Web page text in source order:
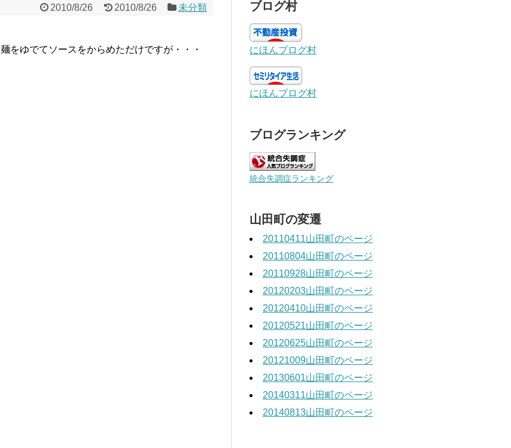
2010/8/26 2010/8/26 未分類
麺をゆでてソースをからめただけですが・・・
ブログ村
にほんブログ村
にほんブログ村
ブログランキング
統合失調症ランキング
山田町の変遷
20110411山田町のページ
20110804山田町のページ
20110928山田町のページ
20120203山田町のページ
20120410山田町のページ
20120521山田町のページ
20120625山田町のページ
20121009山田町のページ
20130601山田町のページ
20140311山田町のページ
20140813山田町のページ